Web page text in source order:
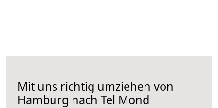
Mit uns richtig umziehen von
Hamburg nach Tel Mond